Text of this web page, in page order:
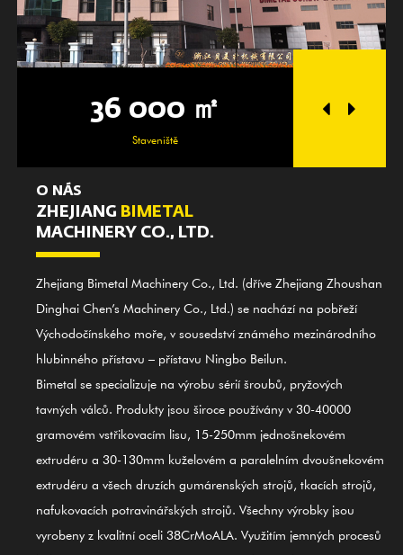
36 000 ㎡
Staveniště
O NÁS
ZHEJIANG BIMETAL
MACHINERY CO., LTD.
Zhejiang Bimetal Machinery Co., Ltd. (dříve Zhejiang Zhoushan
Dinghai Chen’s Machinery Co., Ltd.) se nachází na pobřeží
Východočínského moře, v sousedství známého mezinárodního
hlubinného přístavu – přístavu Ningbo Beilun.
Bimetal se specializuje na výrobu sérií šroubů, pryžových
tavných válců. Produkty jsou široce používány v 30-40000
gramovém vstřikovacím lisu, 15-250mm jednošnekovém
extrudéru a 30-130mm kuželovém a paralelním dvoušnekovém
extrudéru a všech druzích gumárenských strojů, tkacích strojů,
nafukovacích potravinářských strojů. Všechny výrobky jsou
vyrobeny z kvalitní oceli 38CrMoALA. Využitím jemných procesů